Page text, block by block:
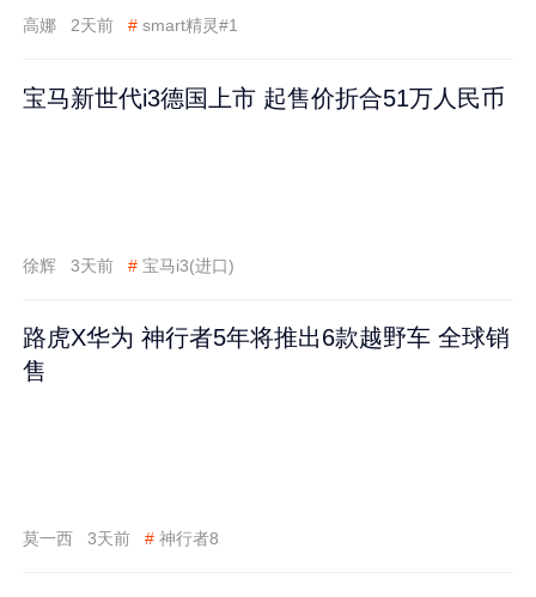
高娜 2天前 # smart精灵#1
宝马新世代i3德国上市 起售价折合51万人民币
徐辉 3天前 # 宝马i3(进口)
路虎X华为 神行者5年将推出6款越野车 全球销
售
莫一西 3天前 # 神行者8